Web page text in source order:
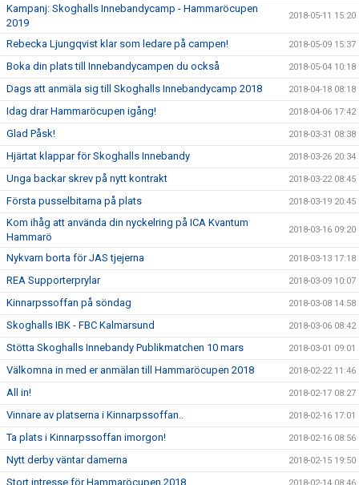
Kampanj: Skoghalls Innebandycamp - Hammaröcupen
2019
2018-05-11 15:20
Rebecka Ljungqvist klar som ledare på campen! 2018-05-09 15:37
Boka din plats till Innebandycampen du också 2018-05-04 10:18
Dags att anmäla sig till Skoghalls Innebandycamp 2018 2018-04-18 08:18
Idag drar Hammaröcupen igång! 2018-04-06 17:42
Glad Påsk! 2018-03-31 08:38
Hjärtat klappar för Skoghalls Innebandy 2018-03-26 20:34
Unga backar skrev på nytt kontrakt 2018-03-22 08:45
Första pusselbitarna på plats 2018-03-19 20:45
Kom ihåg att använda din nyckelring på ICA Kvantum
Hammarö
2018-03-16 09:20
Nykvarn borta för JAS tjejerna 2018-03-13 17:18
REA Supporterprylar 2018-03-09 10:07
Kinnarpssoffan på söndag 2018-03-08 14:58
Skoghalls IBK - FBC Kalmarsund 2018-03-06 08:42
Stötta Skoghalls Innebandy Publikmatchen 10 mars 2018-03-01 09:01
Välkomna in med er anmälan till Hammaröcupen 2018 2018-02-22 11:46
All in! 2018-02-17 08:27
Vinnare av platserna i Kinnarpssoffan.. 2018-02-16 17:01
Ta plats i Kinnarpssoffan imorgon! 2018-02-16 08:56
Nytt derby väntar damerna 2018-02-15 19:50
Stort intresse för Hammaröcupen 2018